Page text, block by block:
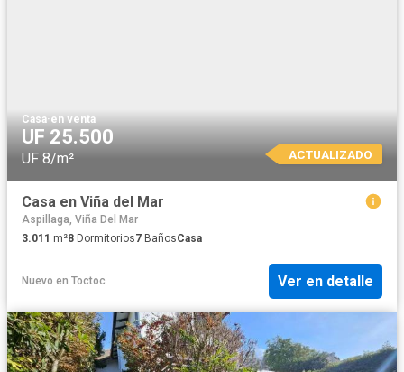
Casa·en venta
UF 25.500
UF 8/m² ACTUALIZADO
Casa en Viña del Mar
Aspillaga, Viña Del Mar
3.011 m²8 Dormitorios7 BañosCasa
Nuevo en Toctoc Ver en detalle